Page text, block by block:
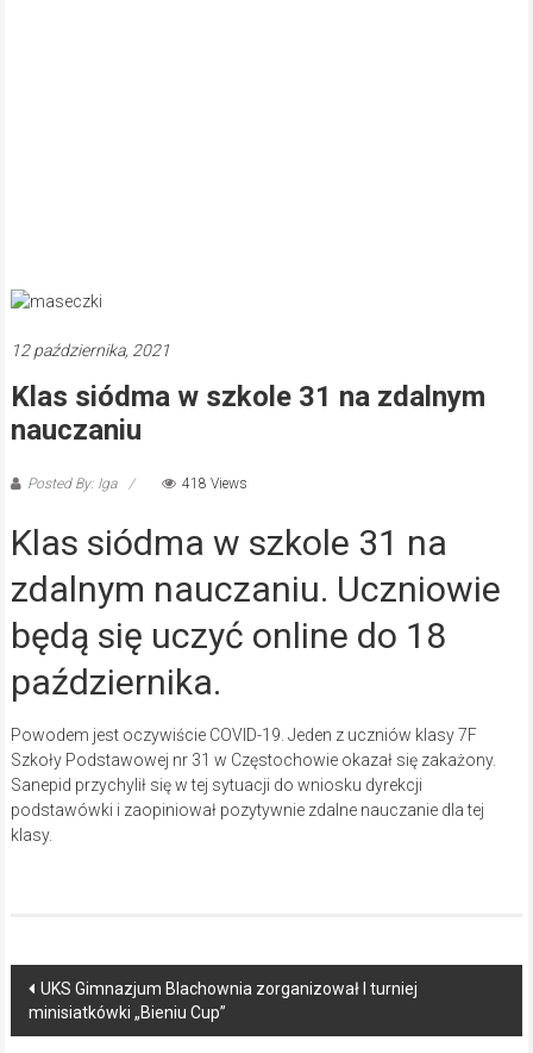
12 października, 2021
Klas siódma w szkole 31 na zdalnym
nauczaniu
Posted By: Iga 418 Views
Klas siódma w szkole 31 na
zdalnym nauczaniu. Uczniowie
będą się uczyć online do 18
października.
Powodem jest oczywiście COVID-19. Jeden z uczniów klasy 7F
Szkoły Podstawowej nr 31 w Częstochowie okazał się zakażony.
Sanepid przychylił się w tej sytuacji do wniosku dyrekcji
podstawówki i zaopiniował pozytywnie zdalne nauczanie dla tej
klasy.
Post
navigation
UKS Gimnazjum Blachownia zorganizował I turniej
minisiatkówki „Bieniu Cup”